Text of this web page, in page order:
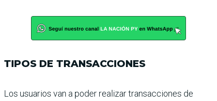
TIPOS DE TRANSACCIONES
Los usuarios van a poder realizar transacciones de